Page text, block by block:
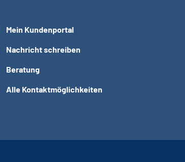
Mein Kundenportal
Nachricht schreiben
Beratung
Alle Kontaktmöglichkeiten